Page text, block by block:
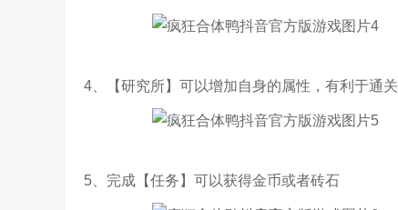
4、【研究所】可以增加自身的属性，有利于通关
5、完成【任务】可以获得金币或者砖石